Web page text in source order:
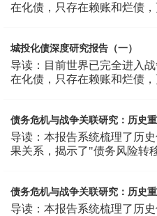
在化债，只存在赖账和烂债，
城投化债深度研究报告（一）
导读：目前世界已完全进入
在化债，只存在赖账和烂债，
债务危机与战争关联研究：历史
导读：本报告系统梳理了历
果关系，揭示了"债务风险转
债务危机与战争关联研究：历史
导读：本报告系统梳理了历